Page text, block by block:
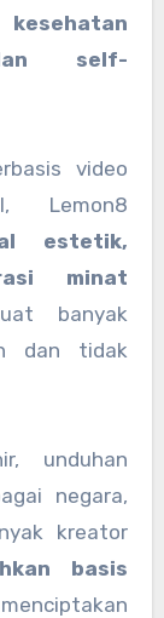
self-
video
Lemon8
estetik,
minat
banyak
dan tidak
unduhan
negara,
kreator
basis